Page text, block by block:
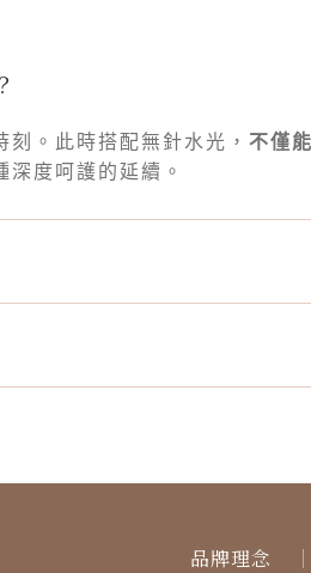
。此時搭配無針水光， 不僅
度呵護的延續。
品牌理念